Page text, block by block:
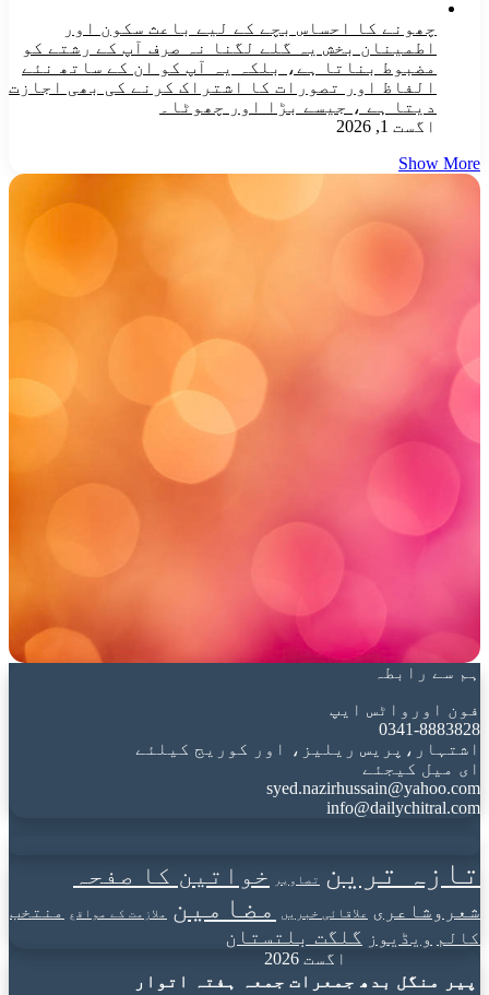
چھونے کا احساس بچے کے لیے باعث سکون اور
اطمینان بخش یہ گلے لگنا نہ صرف آپ کے رشتے کو
مضبوط بناتا ہے، بلکہ یہ آپ کو ان کے ساتھ نئے
الفاظ اور تصورات کا اشتراک کرنے کی بھی اجازت
دیتا ہے ، جیسے بڑا اور چھوٹا۔
اگست 1, 2026
Show More
ہم سے رابطہ
فون اورواٹس ایپ
0341-8883828
اشتہار،پریس ریلیز، اور کوریج کیلئے
ای میل کیجئے
syed.nazirhussain@yahoo.com
info@dailychitral.com
تازہ ترین تصاویر خواتین کا صفحہ
شعروشاعری علاقائی خبریں مضامین ملازمت کے مواقع
منتخب
کالم ویڈیوز گلگت بلتستان
اگست 2026
پیر
منگل بدھ جمعرات جمعہ ہفتہ
اتوار